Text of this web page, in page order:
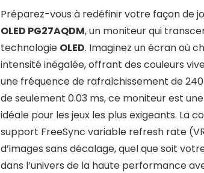
Préparez-vous à redéfinir votre façon de
OLED PG27AQDM, un moniteur qui
technologie OLED. Imaginez un écran où
intensité inégalée, offrant des couleurs
une fréquence de rafraîchissement de
de seulement 0.03 ms, ce moniteur est
idéale pour les jeux les plus exigeants. La
support FreeSync variable refresh rate
d’images sans décalage, quel que soit
dans l’univers de la haute performance